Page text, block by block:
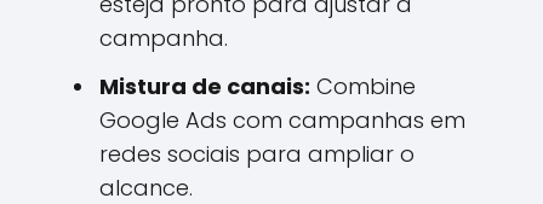
campanha.
Mistura de canais: Combine
Google Ads com campanhas em
redes sociais para ampliar o
alcance.